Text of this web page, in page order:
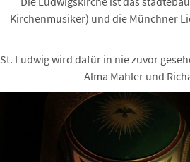
Kirchenmusiker) und die Münchner
St. Ludwig wird dafür in nie zuvor
Alma Mahler und